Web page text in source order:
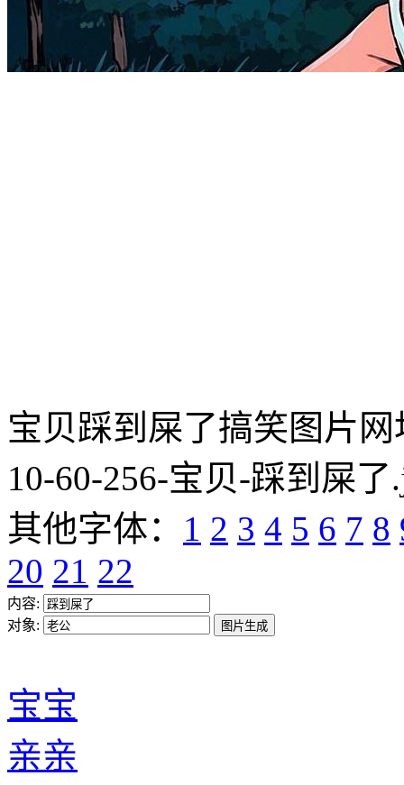
宝贝踩到屎了搞笑图片网
10-60-256-宝贝-踩到屎了
其他字体： 1 2 3 4 5 6 7 8
20 21 22
内容:
对象:
宝宝
亲亲